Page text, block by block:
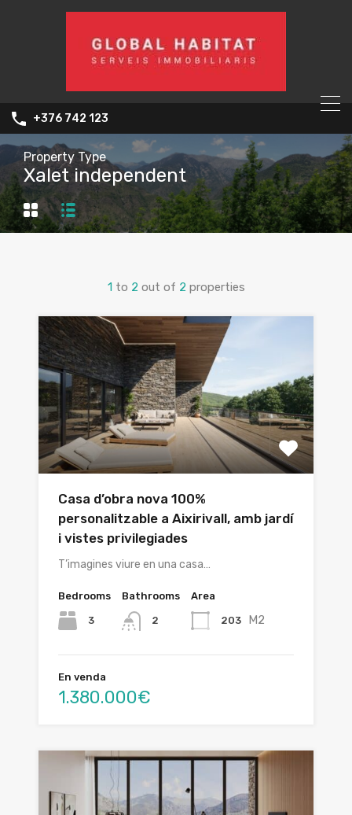
+376 742 123
Property Type
Xalet independent
1 to 2 out of 2 properties
Casa d’obra nova 100%
personalitzable a Aixirivall, amb jardí
i vistes privilegiades
T’imagines viure en una casa…
Bedrooms
3
Bathrooms
2
Area
203 M2
En venda
1.380.000€